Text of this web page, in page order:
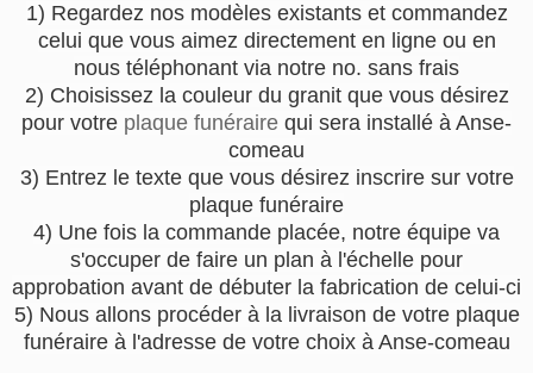
1) Regardez nos modèles existants et commandez
celui que vous aimez directement en ligne ou en
nous téléphonant via notre no. sans frais
2) Choisissez la couleur du granit que vous désirez
pour votre plaque funéraire qui sera installé à Anse-
comeau
3) Entrez le texte que vous désirez inscrire sur votre
plaque funéraire
4) Une fois la commande placée, notre équipe va
s'occuper de faire un plan à l'échelle pour
approbation avant de débuter la fabrication de celui-ci
5) Nous allons procéder à la livraison de votre plaque
funéraire à l'adresse de votre choix à Anse-comeau